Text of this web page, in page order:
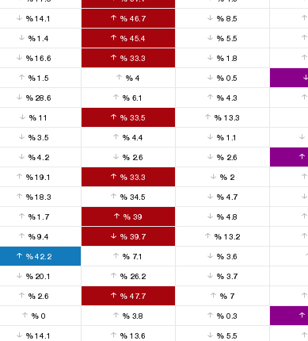
%14.1 %46.7 %8.5
%1.4 %45.4 %5.5
%16.6 %33.3 %1.8
%1.5 % 4 %0.5
%28.6 %6.1 %4.3
% 11 %33.5 %13.3
%3.5 %4.4 %1.1
%4.2 %2.6 %2.6
%19.1 %33.3 % 2
%18.3 %34.5 %4.7
%1.7 % 39 %4.8
%9.4 %39.7 %13.2
%42.2 %7.1 %3.6
%20.1 %26.2 %3.7
%2.6 %47.7 % 7
%0 %3.8 %0.3
%14.1 %13.6 %5.5